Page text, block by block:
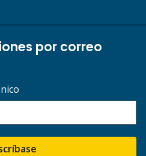
por correo